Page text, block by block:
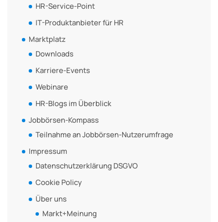
HR-Service-Point
IT-Produktanbieter für HR
Marktplatz
Downloads
Karriere-Events
Webinare
HR-Blogs im Überblick
Jobbörsen-Kompass
Teilnahme an Jobbörsen-Nutzerumfrage
Impressum
Datenschutzerklärung DSGVO
Cookie Policy
Über uns
Markt+Meinung